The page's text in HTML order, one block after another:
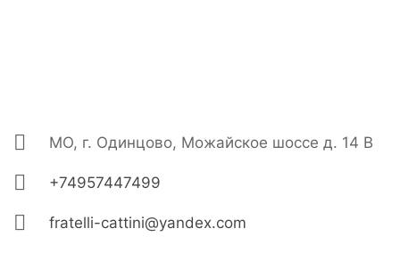
МО, г. Одинцово, Можайское шоссе д. 14 В
+74957447499
fratelli-cattini@yandex.com